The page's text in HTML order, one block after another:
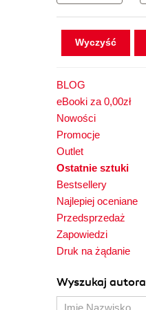
Wyczyść
BLOG
eBooki za 0,00zł
Nowości
Promocje
Outlet
Ostatnie sztuki
Bestsellery
Najlepiej oceniane
Przedsprzedaż
Zapowiedzi
Druk na żądanie
Wyszukaj autora